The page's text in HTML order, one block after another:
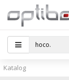
pribor
svetla
- Analogija
Katalog